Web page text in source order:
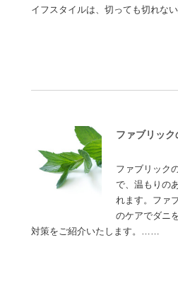
イフスタイルは、切っても切れな
ファブリッ
ファブリック
で、温もりの
れます。ファ
のケアでダニ
対策をご紹介いたします。……